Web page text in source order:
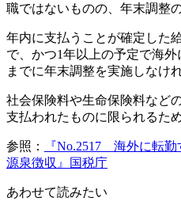
職ではないものの、年末調整
年内に支払うことが確定した
で、かつ1年以上の予定で海
までに年末調整を実施しなけ
社会保険料や生命保険料など
支払われたものに限られるた
参照：
『No.2517 海外に転
源泉徴収』国税庁
あわせて読みたい